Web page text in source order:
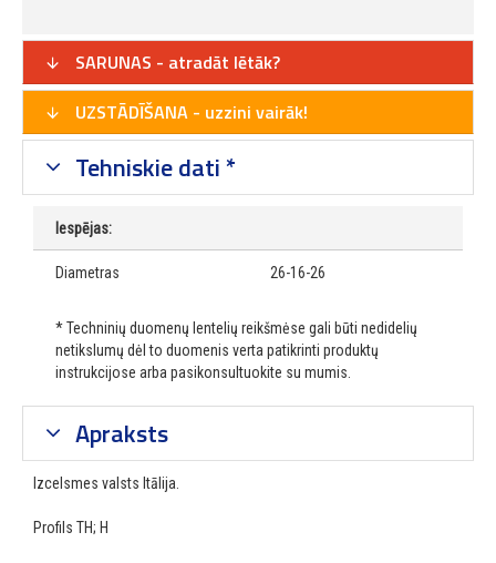
SARUNAS - atradāt lētāk?
UZSTĀDĪŠANA - uzzini vairāk!
Tehniskie dati *
Iespējas:
Diametras 26-16-26
* Techninių duomenų lentelių reikšmėse gali būti nedidelių
netikslumų dėl to duomenis verta patikrinti produktų
instrukcijose arba pasikonsultuokite su mumis.
Apraksts
Izcelsmes valsts Itālija.
Profils TH; H